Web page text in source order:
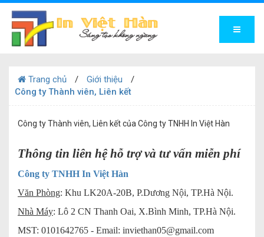
Trang chủ
Giới thiệu
Công ty Thành viên, Liên kết
Công ty Thành viên, Liên kết của Công ty TNHH In Việt Hàn
Thông tin liên hệ hỗ trợ và tư vấn miễn phí
Công ty TNHH In Việt Hàn
Văn Phòng: Khu LK20A-20B, P.Dương Nội, TP.Hà Nội.
Nhà Máy: Lô 2 CN Thanh Oai, X.Bình Minh, TP.Hà Nội.
MST: 0101642765 - Email: inviethan05@gmail.com